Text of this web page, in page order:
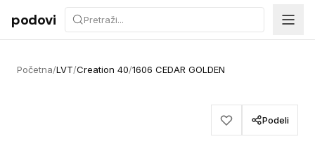
Preskoči na sadržaj
podovi
Početna/LVT/Creation 40/1606 CEDAR GOLDEN
Podeli